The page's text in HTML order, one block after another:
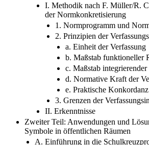
I. Methodik nach F. Müller/R.
der Normkonkretisierung
1. Normprogramm und
2. Prinzipien der
a. Einheit der Verfassung
b. Maßstab funktioneller
c. Maßstab
d. Normative Kraft der
e. Praktische Konkordanz
3. Grenzen der
II. Erkenntnisse
Zweiter Teil: Anwendungen und
Symbole in öffentlichen Räumen
A. Einführung in die